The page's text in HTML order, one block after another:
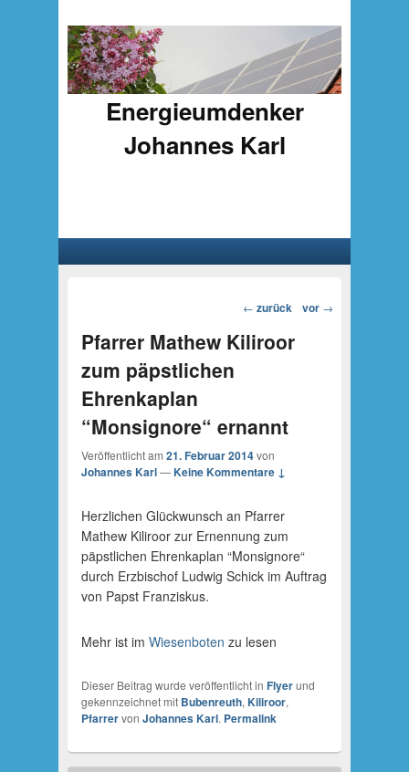
Energieumdenker
Johannes Karl
Beitragsnavigation
← zurück vor →
Pfarrer Mathew Kiliroor
zum päpstlichen
Ehrenkaplan
“Monsignore“ ernannt
Veröffentlicht am 21. Februar 2014von
Johannes Karl—Keine Kommentare ↓
Herzlichen Glückwunsch an Pfarrer
Mathew Kiliroor zur Ernennung zum
päpstlichen Ehrenkaplan “Monsignore“
durch Erzbischof Ludwig Schick im Auftrag
von Papst Franziskus.
Mehr ist im Wiesenboten zu lesen
Dieser Beitrag wurde veröffentlicht in Flyerund
gekennzeichnet mit Bubenreuth, Kiliroor,
Pfarrervon Johannes Karl. Permalink